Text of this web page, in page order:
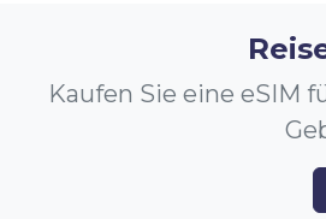
Kaufen Sie eine eSIM